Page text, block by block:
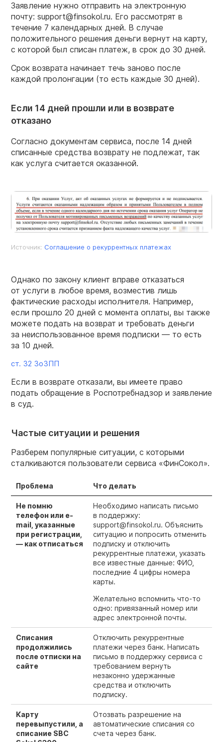
Заявление нужно отправить на электронную
почту: support@finsokol.ru. Его рассмотрят в
течение 7 календарных дней. В случае
положительного решения деньги вернут на карту,
с которой был списан платеж, в срок до 30 дней.
Срок возврата начинает течь заново после
каждой пролонгации (то есть каждые 30 дней).
Если 14 дней прошли или в возврате
отказано
Согласно документам сервиса, после 14 дней
списанные средства возврату не подлежат, так
как услуга считается оказанной.
Источник: Соглашение о рекуррентных платежах
Однако по закону клиент вправе отказаться
от услуги в любое время, возместив лишь
фактические расходы исполнителя. Например,
если прошло 20 дней с момента оплаты, вы также
можете подать на возврат и требовать деньги
за неиспользованное время подписки — то есть
за 10 дней.
ст. 32 ЗоЗПП
Если в возврате отказали, вы имеете право
подать обращение в Роспотребнадзор и заявление
в суд.
Частые ситуации и решения
Разберем популярные ситуации, с которыми
сталкиваются пользователи сервиса «ФинСокол».
Проблема Что делать
Не помню
телефон или e-
mail, указанные
при регистрации,
— как отписаться
Необходимо написать письмо
в поддержку:
support@finsokol.ru. Объяснить
ситуацию и попросить отменить
подписку и отключить
рекуррентные платежи, указать
все известные данные: ФИО,
последние 4 цифры номера
карты.
Желательно вспомнить что-то
одно: привязанный номер или
адрес электронной почты.
Списания
продолжились
после отписки на
сайте
Отключить рекуррентные
платежи через банк. Написать
письмо в поддержку сервиса с
требованием вернуть
незаконно удержанные
средства и отключить
подписку.
Карту
перевыпустили, а
списание SBC
Отозвать разрешение на
автоматические списания со
счета через банк.